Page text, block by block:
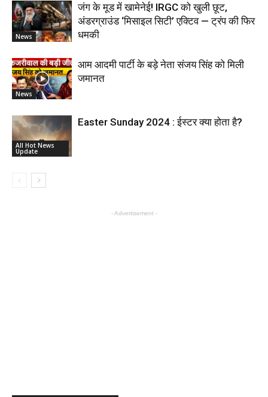
News
जंग के मूड में खामेनेई! IRGC को खुली छूट,
अंडरग्राउंड ‘मिसाइल सिटी’ एक्टिव — ट्रंप की फिर
धमकी
News
आम आदमी पार्टी के बड़े नेता संजय सिंह को मिली
जमानत
All Hot News
Update
Easter Sunday 2024 : ईस्टर क्या होता है?
- Advertisement -